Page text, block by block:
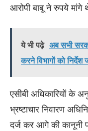
आरोपी बाबू ने रुपये मांगे
ये भी पढ़े अब सभी
करने विभागों को निर्देश
​एसीबी अधिकारियों के
भ्रष्टाचार निवारण
दर्ज कर आगे की कानूनी